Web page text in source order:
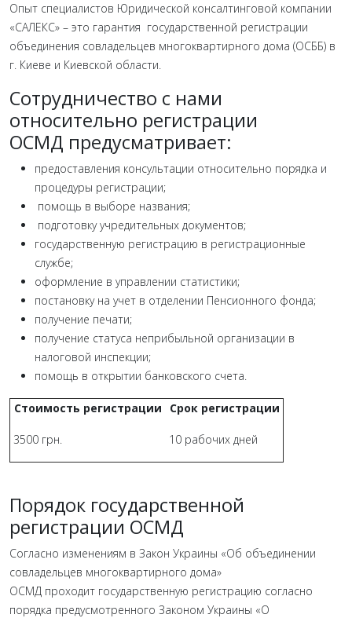
Опыт специалистов Юридической консалтинговой компании
«САЛЕКС» – это гарантия государственной регистрации
объединения совладельцев многоквартирного дома (ОСББ) в
г. Киеве и Киевской области.
Сотрудничество с нами
относительно регистрации
ОСМД предусматривает:
предоставления консультации относительно порядка и
процедуры регистрации;
помощь в выборе названия;
подготовку учредительных документов;
государственную регистрацию в регистрационные
службе;
оформление в управлении статистики;
постановку на учет в отделении Пенсионного фонда;
получение печати;
получение статуса неприбыльной организации в
налоговой инспекции;
помощь в открытии банковского счета.
Стоимость регистрации Срок регистрации
3500 грн. 10 рабочих дней
Порядок государственной
регистрации ОСМД
Согласно изменениям в Закон Украины «Об объединении
совладельцев многоквартирного дома»
ОСМД проходит государственную регистрацию согласно
порядка предусмотренного Законом Украины «О